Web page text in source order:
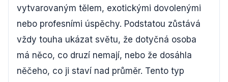
vytvarovaným tělem, exotickými dovolenými
nebo profesními úspěchy. Podstatou zůstává
vždy touha ukázat světu, že dotyčná osoba
má něco, co druzí nemají, nebo že dosáhla
něčeho, co ji staví nad průměr. Tento typ